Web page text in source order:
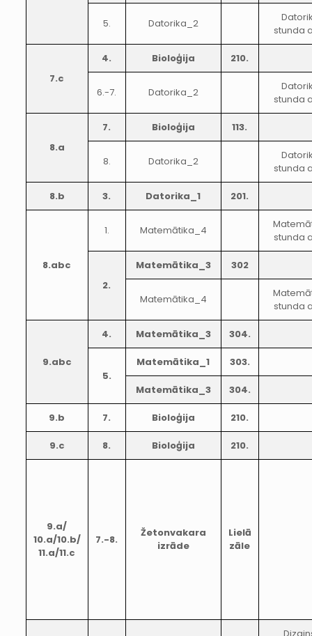
5. Datorika_2
stunda
7.c
4. Bioloģija 210.
6.-7. Datorika_2
stunda
8.a
7. Bioloģija 113.
8. Datorika_2
stunda
8.b 3. Datorika_1 201.
8.abc
1. Matemātika_4
stunda
2.
Matemātika_3 302
Matemātika_4
stunda
9.abc
4. Matemātika_3 304.
5.
Matemātika_1 303.
Matemātika_3 304.
9.b 7. Bioloģija 210.
9.c 8. Bioloģija 210.
9.a/
10.a/10.b/
11.a/11.c
7.-8.
Žetonvakara
izrāde
Lielā
zāle